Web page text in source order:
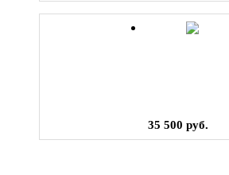
35 500 руб.